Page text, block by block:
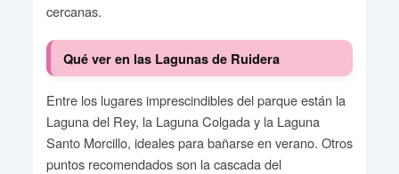
cercanas.
Qué ver en las Lagunas de Ruidera
Entre los lugares imprescindibles del parque están la
Laguna del Rey, la Laguna Colgada y la Laguna
Santo Morcillo, ideales para bañarse en verano. Otros
puntos recomendados son la cascada del